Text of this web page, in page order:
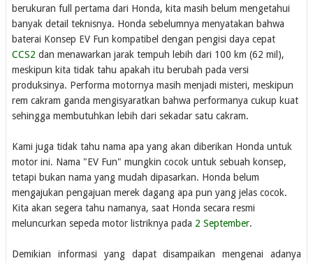
berukuran full pertama dari Honda, kita masih belum mengetahui
banyak detail teknisnya. Honda sebelumnya menyatakan bahwa
baterai Konsep EV Fun kompatibel dengan pengisi daya cepat
CCS2 dan menawarkan jarak tempuh lebih dari 100 km (62 mil),
meskipun kita tidak tahu apakah itu berubah pada versi
produksinya. Performa motornya masih menjadi misteri, meskipun
rem cakram ganda mengisyaratkan bahwa performanya cukup kuat
sehingga membutuhkan lebih dari sekadar satu cakram.
Kami juga tidak tahu nama apa yang akan diberikan Honda untuk
motor ini. Nama "EV Fun" mungkin cocok untuk sebuah konsep,
tetapi bukan nama yang mudah dipasarkan. Honda belum
mengajukan pengajuan merek dagang apa pun yang jelas cocok.
Kita akan segera tahu namanya, saat Honda secara resmi
meluncurkan sepeda motor listriknya pada 2 September.
Demikian informasi yang dapat disampaikan mengenai adanya